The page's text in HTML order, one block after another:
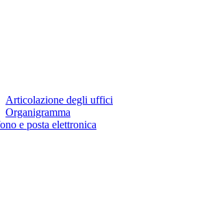
Articolazione degli uffici
Organigramma
e posta elettronica